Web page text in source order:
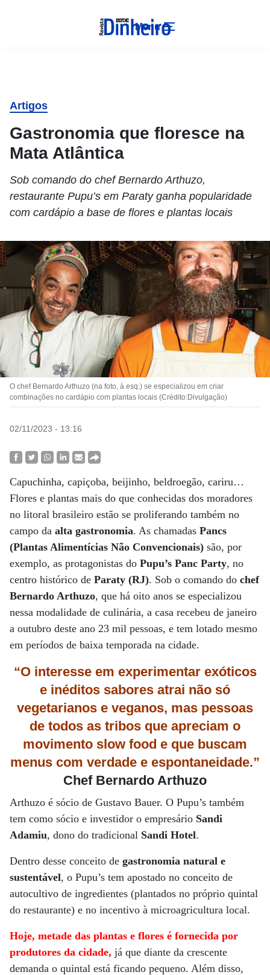
Menu
Artigos
Gastronomia que floresce na
Mata Atlântica
Sob comando do chef Bernardo Arthuzo,
restaurante Pupu’s em Paraty ganha popularidade
com cardápio a base de flores e plantas locais
O chef Bernardo Arthuzo (na foto, à esq.) se especializou em criar
combinações no cardápio com plantas locais (Crédito:Divulgação)
02/11/2023 - 13:16
Capuchinha, capiçoba, beijinho, beldroegão, cariru…
Flores e plantas mais do que conhecidas dos moradores
no litoral brasileiro estão se proliferando também no
campo da alta gastronomia. As chamadas Pancs
(Plantas Alimentícias Não Convencionais) são, por
exemplo, as protagonistas do Pupu’s Panc Party, no
centro histórico de Paraty (RJ). Sob o comando do chef
Bernardo Arthuzo, que há oito anos se especializou
nessa modalidade de culinária, a casa recebeu de janeiro
a outubro deste ano 23 mil pessoas, e tem lotado mesmo
em períodos de baixa temporada na cidade.
“O interesse em experimentar exóticos
e inéditos sabores atrai não só
vegetarianos e veganos, mas pessoas
de todos as tribos que apreciam o
movimento slow food e que buscam
menus com verdade e espontaneidade.”
Chef Bernardo Arthuzo
Arthuzo é sócio de Gustavo Bauer. O Pupu’s também
tem como sócio e investidor o empresário Sandi
Adamiu, dono do tradicional Sandi Hotel.
Dentro desse conceito de gastronomia natural e
sustentável, o Pupu’s ­tem apostado no conceito de
autocultivo de ingredientes (plantados no próprio quintal
do restaurante) e no incentivo à microagricultura local.
Hoje, metade das plantas e flores é fornecida por
produtores da cidade, já que diante da crescente
demanda o quintal está ficando pequeno. Além disso,